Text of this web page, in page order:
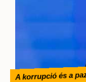
A korrupció és a